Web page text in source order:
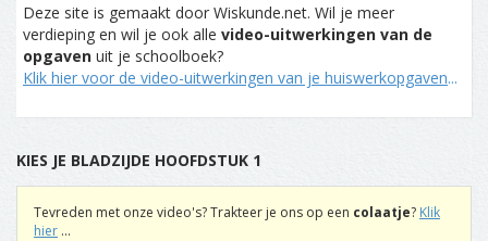
Deze site is gemaakt door Wiskunde.net. Wil je meer
verdieping en wil je ook alle video-uitwerkingen van de
opgaven uit je schoolboek?
Klik hier voor de video-uitwerkingen van je huiswerkopgaven...
KIES JE BLADZIJDE HOOFDSTUK 1
Tevreden met onze video's? Trakteer je ons op een colaatje? Klik
hier ...